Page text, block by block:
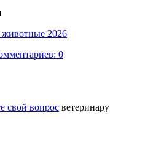
2026
0
свой вопрос ветеринару